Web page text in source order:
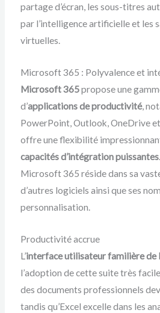
partage d’écran, les sous-titres
par l’intelligence artificielle et les
virtuelles.
Microsoft 365 : Polyvalence et
Microsoft 365propose une
d’applications de productivité,
PowerPoint, Outlook, OneDrive
offre une flexibilité
capacités d’intégration puissantes
Microsoft 365 réside dans sa
d’autres logiciels ainsi que ses
personnalisation.
Productivité accrue
L’interface utilisateur familière
l’adoption de cette suite très
des documents professionnels
tandis qu’Excel excelle dans les